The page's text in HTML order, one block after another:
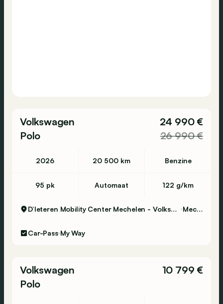
Volkswagen
Polo
24 990 €
26 990 €
2026 20 500 km Benzine
95 pk Automaat 122 g/km
D’Ieteren Mobility Center Mechelen - Volkswagen & Commercial Vehicles Mechelen
Car-Pass My Way
Volkswagen
Polo
10 799 €